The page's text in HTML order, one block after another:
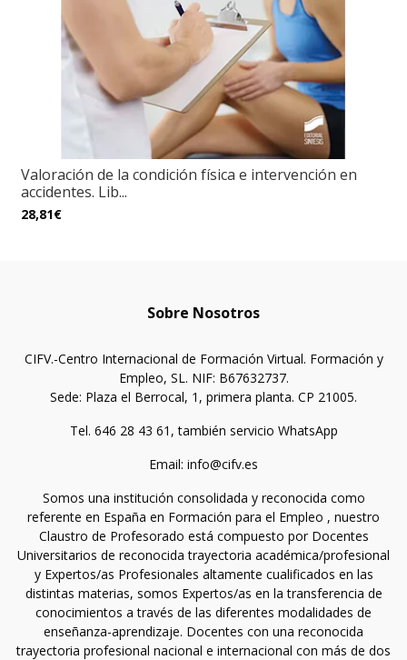
Valoración de la condición física e intervención en
accidentes. Lib...
28,81€
Sobre Nosotros
CIFV.-Centro Internacional de Formación Virtual. Formación y
Empleo, SL. NIF: B67632737.
Sede: Plaza el Berrocal, 1, primera planta. CP 21005.
Tel. 646 28 43 61, también servicio WhatsApp
Email: info@cifv.es
Somos una institución consolidada y reconocida como
referente en España en Formación para el Empleo , nuestro
Claustro de Profesorado está compuesto por Docentes
Universitarios de reconocida trayectoria académica/profesional
y Expertos/as Profesionales altamente cualificados en las
distintas materias, somos Expertos/as en la transferencia de
conocimientos a través de las diferentes modalidades de
enseñanza-aprendizaje. Docentes con una reconocida
trayectoria profesional nacional e internacional con más de dos